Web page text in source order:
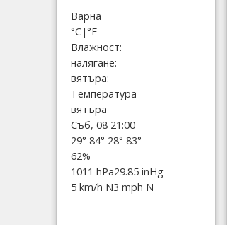
Варна
°C|°F
Влажност:
налягане:
вятъра:
Температура
вятъра
Съб, 08 21:00
29° 84° 28° 83°
62%
1011 hPa29.85 inHg
5 km/h N3 mph N